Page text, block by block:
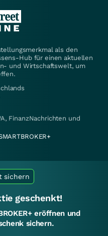
als den
Hub für einen aktuellen
und Wirtschaftswelt, um
FinanzNachrichten und
sichern
geschenkt!
eröffnen und
sichern.